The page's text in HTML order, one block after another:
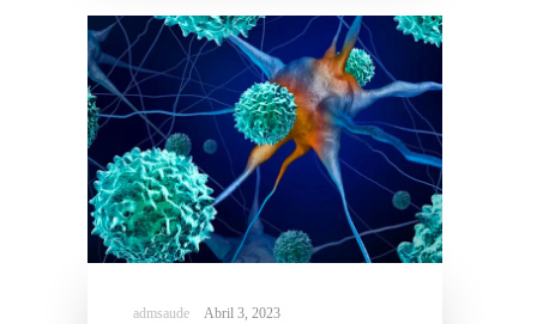
Abril 3, 2023